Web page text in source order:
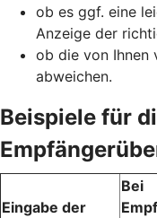
ob es ggf. eine
Anzeige der
ob die von Ihnen
abweichen.
Beispiele für
Eingabe der
Bei